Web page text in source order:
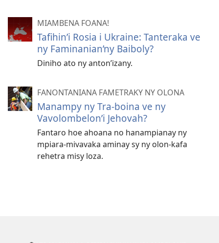
MIAMBENA FOANA!
Tafihin’i Rosia i Ukraine: Tanteraka ve
ny Faminanian’ny Baiboly?
Diniho ato ny anton’izany.
FANONTANIANA FAMETRAKY NY OLONA
Manampy ny Tra-boina ve ny
Vavolombelon’i Jehovah?
Fantaro hoe ahoana no hanampianay ny
mpiara-mivavaka aminay sy ny olon-kafa
rehetra misy loza.